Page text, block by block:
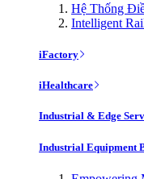
Hệ Thống
Intelligent
iFactory
iHealthcare
Industrial & Edge
Industrial Equipment